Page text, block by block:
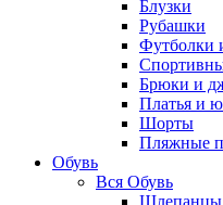
Блузки
Рубашки
Футболки
Брюки и
Платья и
Шорты
Пляжные
Обувь
Вся Обувь
Шлепанцы